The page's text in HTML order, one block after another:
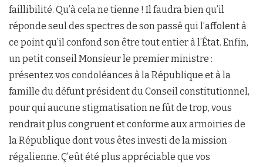
faillibilité. Qu’à cela ne tienne ! Il faudra bien qu’il
réponde seul des spectres de son passé qui l’affolent à
ce point qu’il confond son être tout entier à l’État. Enfin,
un petit conseil Monsieur le premier ministre :
présentez vos condoléances à la République et à la
famille du défunt président du Conseil constitutionnel,
pour qui aucune stigmatisation ne fût de trop, vous
rendrait plus congruent et conforme aux armoiries de
la République dont vous êtes investi de la mission
régalienne. Ç’eût été plus appréciable que vos